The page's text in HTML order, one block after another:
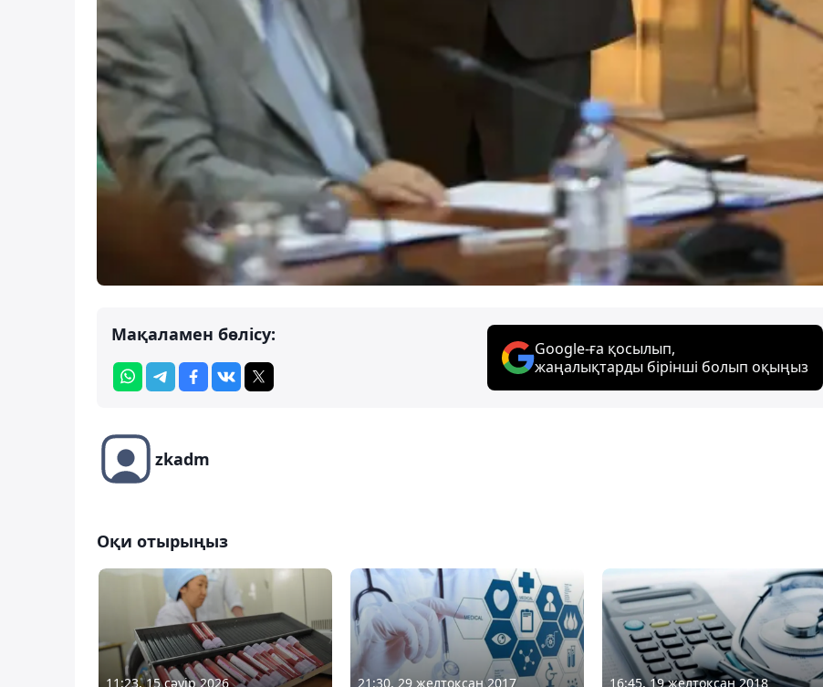
Мақаламен бөлісу:
Google-ға қосылып,
жаңалықтарды бірінші болып оқыңыз
zkadm
Оқи отырыңыз
11:23, 15 сәуір 2026 21:30, 29 желтоқсан 2017 16:45, 19 желтоқсан 2018